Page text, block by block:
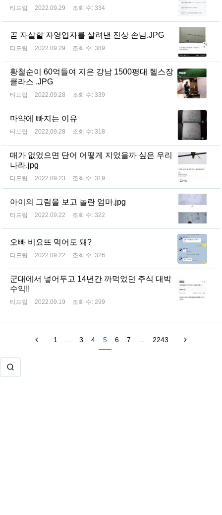
티드립 2022.09.29 조회 수: 334
곧 자살할 자영업자를 살려낸 진상 손님.JPG
티드립 2022.09.29 조회 수: 389
황철순이 60억들여 지은 강남 1500평대 헬스장
클라스 .JPG
티드립 2022.09.28 조회 수: 339
마약에 빠지는 이유
티드립 2022.09.28 조회 수: 318
매가 없었으면 단어 어떻게 지었을까 싶은 우리
나라.jpg
티드립 2022.09.23 조회 수: 319
아이의 그림을 보고 놀란 엄마.jpg
티드립 2022.09.22 조회 수: 322
오빠 비요뜨 먹어도 돼?
티드립 2022.09.22 조회 수: 326
군대에서 넣어두고 14년간 까먹었던 주식 대박
수익!!
티드립 2022.09.19 조회 수: 299
1 ... 3 4 5 6 7 ... 2243